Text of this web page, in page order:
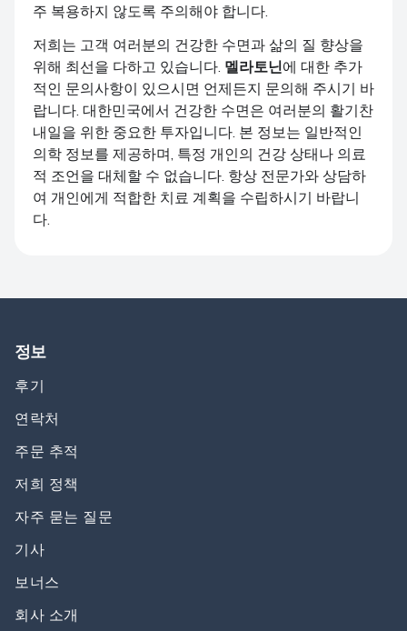
주 복용하지 않도록 주의해야 합니다.
저희는 고객 여러분의 건강한 수면과 삶의 질 향상을
위해 최선을 다하고 있습니다. 멜라토닌에 대한 추가
적인 문의사항이 있으시면 언제든지 문의해 주시기 바
랍니다. 대한민국에서 건강한 수면은 여러분의 활기찬
내일을 위한 중요한 투자입니다. 본 정보는 일반적인
의학 정보를 제공하며, 특정 개인의 건강 상태나 의료
적 조언을 대체할 수 없습니다. 항상 전문가와 상담하
여 개인에게 적합한 치료 계획을 수립하시기 바랍니
다.
정보
후기
연락처
주문 추적
저희 정책
자주 묻는 질문
기사
보너스
회사 소개